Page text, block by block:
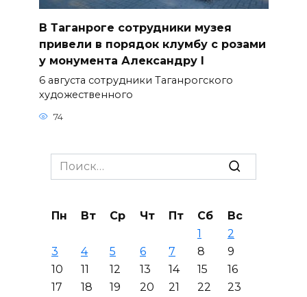
В Таганроге сотрудники музея
привели в порядок клумбу с розами
у монумента Александру I
6 августа сотрудники Таганрогского
художественного
74
Search
for:
Пн Вт Ср Чт Пт Сб
Вс
1
2
3
4 5 6 7 8
9
10
11 12 13 14 15
16
17
18 19 20 21 22
23